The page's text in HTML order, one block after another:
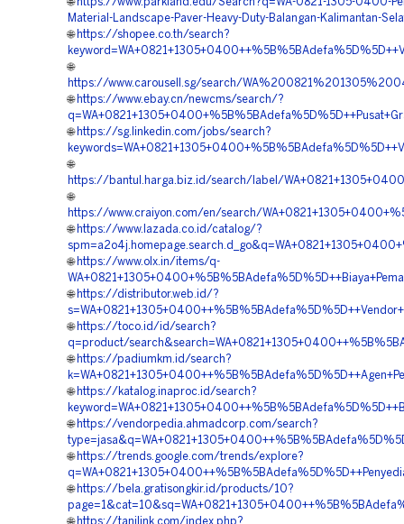
🌐 https://www.parkland.edu/Search?q=WA-0821-1305-0400-
Material-Landscape-Paver-Heavy-Duty-Balangan-Kalimantan-
🌐 https://shopee.co.th/search?
🌐
https://www.carousell.sg/search/
🌐 https://www.ebay.cn/newcms/search/?
🌐 https://sg.linkedin.com/jobs/search?
🌐
https://bantul.harga.biz.id/search/label/
🌐
https://www.craiyon.com/en/search/
🌐 https://www.lazada.co.id/catalog/?
🌐 https://www.olx.in/items/q-
🌐 https://distributor.web.id/?
🌐 https://toco.id/id/search?
q=product/
🌐 https://padiumkm.id/search?
🌐 https://katalog.inaproc.id/search?
🌐 https://vendorpedia.ahmadcorp.com/search?
🌐 https://trends.google.com/trends/explore?
🌐 https://bela.gratisongkir.id/products/10?
🌐 https://tanilink.com/index.php?